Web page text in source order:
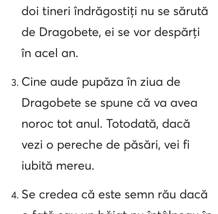
doi tineri îndrăgostiți nu se sărută
de Dragobete, ei se vor despărți
în acel an.
Cine aude pupăza în ziua de
Dragobete se spune că va avea
noroc tot anul. Totodată, dacă
vezi o pereche de păsări, vei fi
iubită mereu.
Se credea că este semn rău dacă